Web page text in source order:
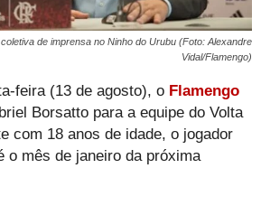
de imprensa no Ninho do Urubu (Foto: Alexandre
Vidal/Flamengo)
feira (13 de agosto), o Flamengo
Borsatto para a equipe do Volta
com 18 anos de idade, o jogador
o mês de janeiro da próxima